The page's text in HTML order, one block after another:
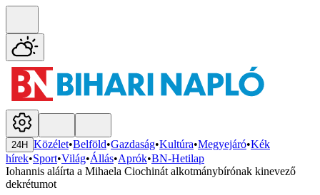
24H Közélet•Belföld•Gazdaság•Kultúra•Megyejáró•Kék
hírek•Sport•Világ•Állás•Aprók•BN-Hetilap
Iohannis aláírta a Mihaela Ciochinát alkotmánybírónak kinevező
dekrétumot